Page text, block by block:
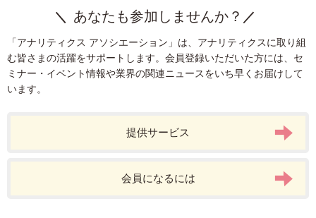
リードジェネレーション
Looker Studio 運用型広告
データ統合
アプリ分析
CDP
レポーティング
マーケティングオートメーション
webマーケター
Googleマイビジネス
プライバシー SPA 組織
リードナーチャリング
あなたも参加しませんか？
「アナリティクス アソシエーション」は、アナリティクスに取り組
む皆さまの活躍をサポートします。会員登録いただいた方には、セ
ミナー・イベント情報や業界の関連ニュースをいち早くお届けして
います。
提供サービス
会員になるには